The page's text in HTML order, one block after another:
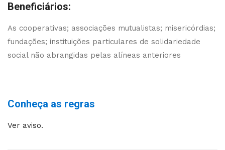
Beneficiários:
As cooperativas; associações mutualistas; misericórdias;
fundações; instituições particulares de solidariedade
social não abrangidas pelas alíneas anteriores
Conheça as regras
Ver aviso.